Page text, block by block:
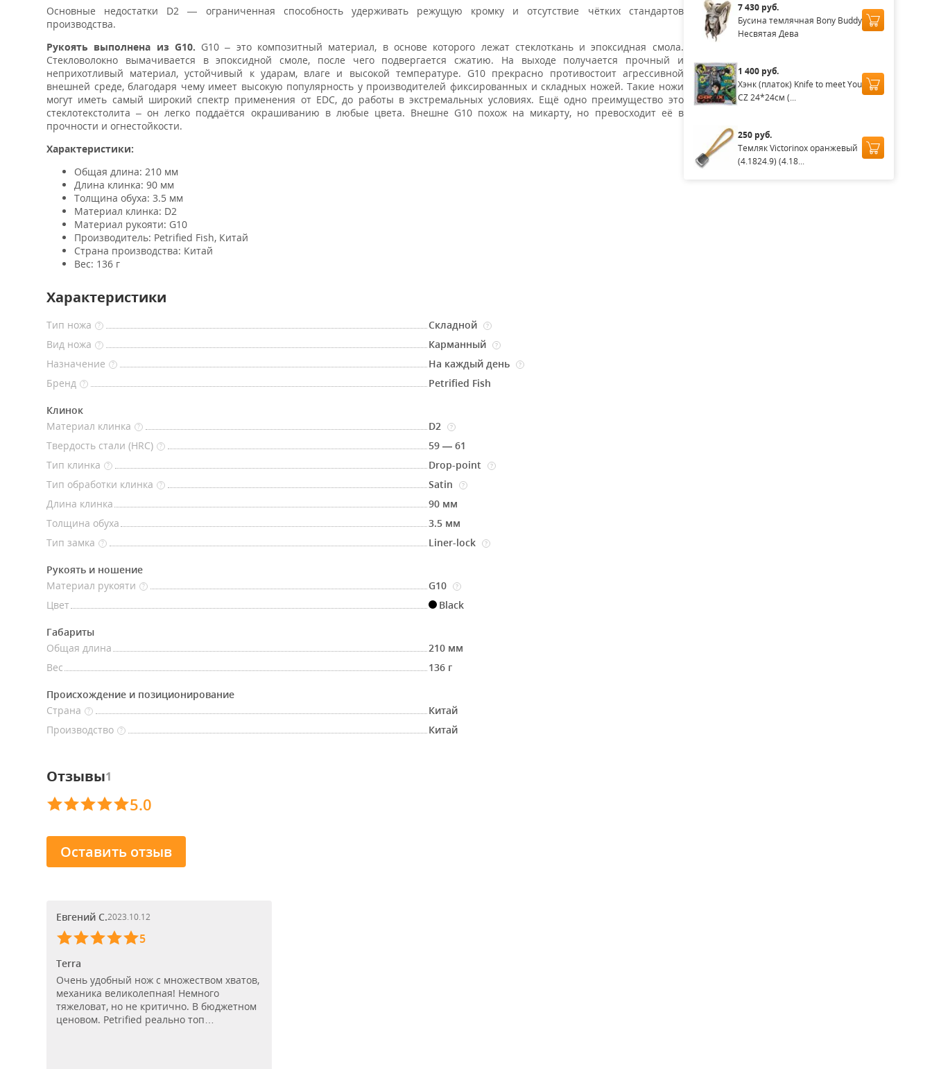
Основные недостатки D2 — ограниченная способность удерживать режущую кромку и отсутствие чётких стандартов
производства.
Рукоять выполнена из G10. G10 – это композитный материал, в основе которого лежат стеклоткань и эпоксидная смола.
Стекловолокно вымачивается в эпоксидной смоле, после чего подвергается сжатию. На выходе получается прочный и
неприхотливый материал, устойчивый к ударам, влаге и высокой температуре. G10 прекрасно противостоит агрессивной
внешней среде, благодаря чему имеет высокую популярность у производителей фиксированных и складных ножей. Такие ножи
могут иметь самый широкий спектр применения от EDC, до работы в экстремальных условиях. Ещё одно преимущество это
стеклотекстолита – он легко поддаётся окрашиванию в любые цвета. Внешне G10 похож на микарту, но превосходит её в
прочности и огнестойкости.
Характеристики:
Общая длина: 210 мм
Длина клинка: 90 мм
Толщина обуха: 3.5 мм
Материал клинка: D2
Материал рукояти: G10
Производитель: Petrified Fish, Китай
Страна производства: Китай
Вес: 136 г
Характеристики
Тип ножа ? Складной ?
Вид ножа ? Карманный ?
Назначение ? На каждый день ?
Бренд ? Petrified Fish
Клинок
Материал клинка
? D2 ?
Твердость стали (HRC) ?
59 — 61
Тип клинка
? Drop-point ?
Тип обработки клинка ? Satin ?
Длина клинка
90 мм
Толщина обуха
3.5 мм
Тип замка
? Liner-lock ?
Рукоять и ношение
Материал рукояти
? G10 ?
Цвет Black
Габариты
Общая длина
210 мм
Вес
136 г
Происхождение и позиционирование
Страна
?
Китай
Производство
? Китай
7 430 руб.
Бусина темлячная Bony Buddy
Несвятая Дева
1 400 руб.
Хэнк (платок) Knife to meet You
CZ 24*24см (...
250 руб.
Темляк Victorinox оранжевый
(4.1824.9) (4.18...
Отзывы1
5.0
Оставить отзыв
Евгений С.2023.10.12
5
Terra
Очень удобный нож с множеством хватов,
механика великолепная! Немного
тяжеловат, но не критично. В бюджетном
ценовом. Petrified реально топ…